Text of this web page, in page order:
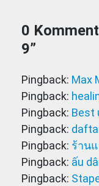
0
9”
Pingback: Max
Pingback:
Pingback: Best
Pingback:
Pingback: ร้าน
Pingback: ấu
Pingback: